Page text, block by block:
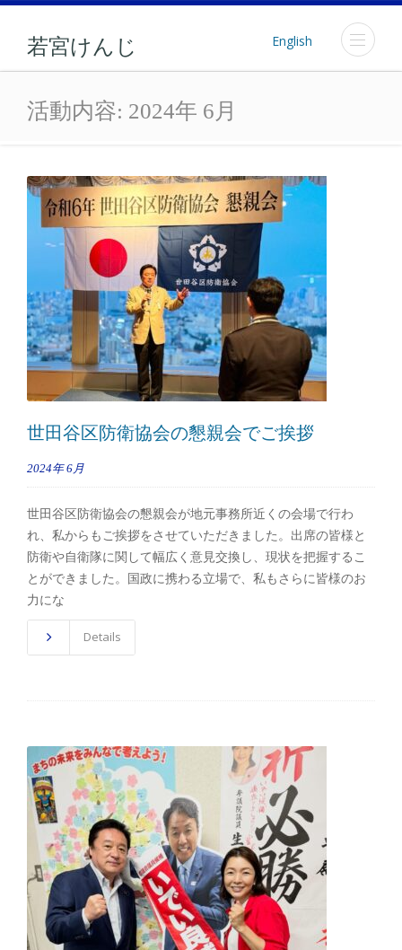
若宮けんじ English
月: 2024年6月
活動内容: 2024年 6月
世田谷区防衛協会の懇親会でご挨拶
2024年 6月
世田谷区防衛協会の懇親会が地元事務所近くの会場で行わ
れ、私からもご挨拶をさせていただきました。出席の皆様と
防衛や自衛隊に関して幅広く意見交換し、現状を把握するこ
とができました。国政に携わる立場で、私もさらに皆様のお
力にな
Details